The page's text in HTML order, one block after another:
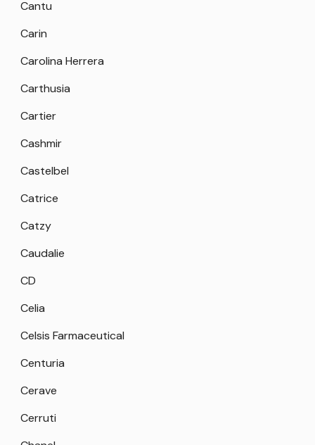
Cantu
Carin
Carolina Herrera
Carthusia
Cartier
Cashmir
Castelbel
Catrice
Catzy
Caudalie
CD
Celia
Celsis Farmaceutical
Centuria
Cerave
Cerruti